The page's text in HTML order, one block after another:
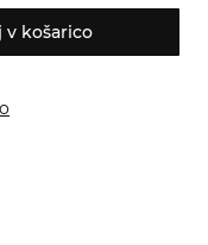
v košarico